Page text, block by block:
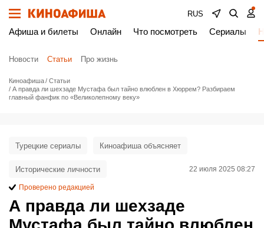
RUS
Афиша и билеты Онлайн Что посмотреть Сериалы
Новости Статьи Про жизнь
Киноафиша
Статьи
А правда ли шехзаде Мустафа был тайно влюблен в Хюррем? Разбираем
главный фанфик по «Великолепному веку»
А правда ли шехзаде
Турецкие сериалы Киноафиша объясняет
Исторические личности 22 июля 2025 08:27
Проверено редакцией